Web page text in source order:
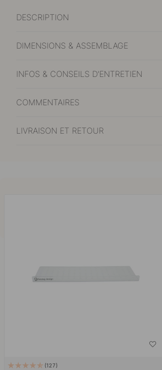
DESCRIPTION
DIMENSIONS & ASSEMBLAGE
INFOS & CONSEILS D'ENTRETIEN
COMMENTAIRES
LIVRAISON ET RETOUR
127